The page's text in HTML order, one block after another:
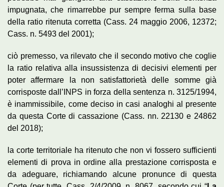
impugnata, che rimarrebbe pur sempre ferma sulla base
della ratio ritenuta corretta (Cass. 24 maggio 2006, 12372;
Cass. n. 5493 del 2001);
ciò premesso, va rilevato che il secondo motivo che coglie
la ratio relativa alla insussistenza di decisivi elementi per
poter affermare la non satisfattorietà delle somme già
corrisposte dall’INPS in forza della sentenza n. 3125/1994,
è inammissibile, come deciso in casi analoghi al presente
da questa Corte di cassazione (Cass. nn. 22130 e 24862
del 2018);
la corte territoriale ha ritenuto che non vi fossero sufficienti
elementi di prova in ordine alla prestazione corrisposta e
da adeguare, richiamando alcune pronunce di questa